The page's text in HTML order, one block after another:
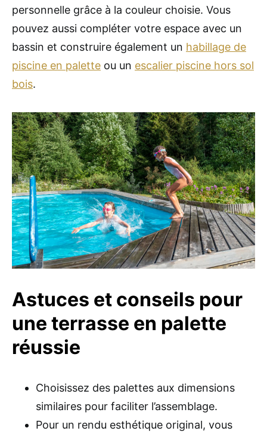
personnelle grâce à la couleur choisie. Vous
pouvez aussi compléter votre espace avec un
bassin et construire également un habillage de
piscine en palette ou un escalier piscine hors sol
bois.
Astuces et conseils pour
une terrasse en palette
réussie
Choisissez des palettes aux dimensions
similaires pour faciliter l’assemblage.
Pour un rendu esthétique original, vous